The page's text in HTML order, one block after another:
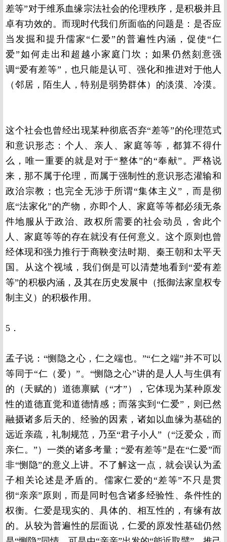
差等”对于维系血缘宗法社会的伦理秩序，是积极并且
卓有功效的。而现时代我们所面临的问题是：是否应
当发掘和提升儒家“仁爱”的普遍性内涵，促使“仁
爱”如何走出和超越小家庭门坎；如果仍然刻意强
调“爱有差等”，也只能是认可、强化和推进对于他人
（邻居，陌生人，特别是弱势群体）的淡漠、冷漠。
这个社会也曾经出现某种彻底否弃“差等”的伦理范式
和意识形态：个人、亲人、家庭等等，都算不得什
么，唯一重要的就是对于“整体”的“奉献”。严格说
来，那不属于伦理，而属于强制性的意识形态灌输和
政治宗教；也完全无涉于所谓“集体主义”，而是彻
底“法家化”的产物，亦即个人、家庭等等都必须无条
件地服从于政治、政权所需要的社会动员，舍此个
人、家庭等等的存在就没有任何意义。这个原则也曾
经体现和强力推行于商鞅变法时期、秦王朝和太平天
国。从这个视域，我们倒是可以清楚地看到“爱有差
等”的积极内涵，及其在历史发展中（抵御法家皇权专
制主义）的积极作用。
5．
孟子说：“恻隐之心，仁之端也。”“仁之端”并不可以
等同于“仁（爱）”。“恻隐之心”讲的是人人与生俱有
的（天赋的）道德禀赋（“才”），它体现为某种原发
性的道德直觉和道德情感；而落实到“仁爱”，则已然
融摄诸多后天的、经验的因素，诸如以血缘为基础的
远近亲疏，礼制规范，乃至“君子小人”（“泛爱众，而
亲仁。”）一类的诸多考量；“爱有差等”是在“仁爱”而
非“恻隐”的意义上讲。不了解这一点，就会误认为孟
子相关论述是矛盾的。儒家仁爱的“差等”不只是贯
彻“亲亲”原则，而是同时包含诸多经验性、条件性的
权衡。仁爱是现实的、具体的、相互性的，有缘有故
的。从较为普遍性的层面说，仁爱的原发性基础仍然